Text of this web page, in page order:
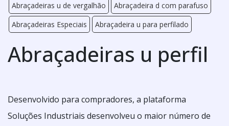
Abraçadeiras u de vergalhão
Abraçadeira d com parafuso
Abraçadeiras Especiais
Abraçadeira u para perfilado
Abraçadeiras u perfil
Desenvolvido para compradores, a plataforma
Soluções Industriais desenvolveu o maior número de